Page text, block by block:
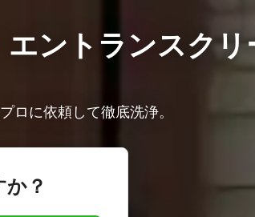
ントランスク
ロに依頼して徹底洗浄。
？